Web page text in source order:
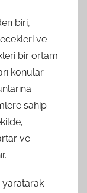
biri,
ve
bir ortam
konular
sahip
ve
yaratarak